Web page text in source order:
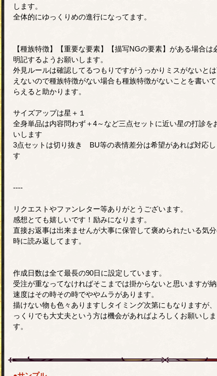
します。
全体的にゆっくりめの進行になってます。
【種族特徴】【重要な要素】【描写NGの要素】がある場合は
明記するようお願いします。
外見ルールは確認してるつもりですがうっかりミスがないと
えないので種族特徴がない場合も種族特徴がないことを書い
らえると助かります。
サイズアップは星＋１
全身単品は内容問わず＋4～など三点セットに近い星の打診を
いします
3点セットは切り抜き BU等の表情差分は希望があれば対応
す
----
リクエストやファンレター等ありがとうございます。
感想とても嬉しいです！励みになります。
直接お返事は出来ませんが大事に保管して褒められたいる気
時に読み返してます。
作成日数は全て最長の90日に設定しています。
受注が重なってなければそこまでは掛からないと思いますが
速度はその時その時でややムラがあります。
描けない物も色々ありますしタイミング次第にもなりますが
っくりでも大丈夫という方は機会があればよろしくお願いしま
す。